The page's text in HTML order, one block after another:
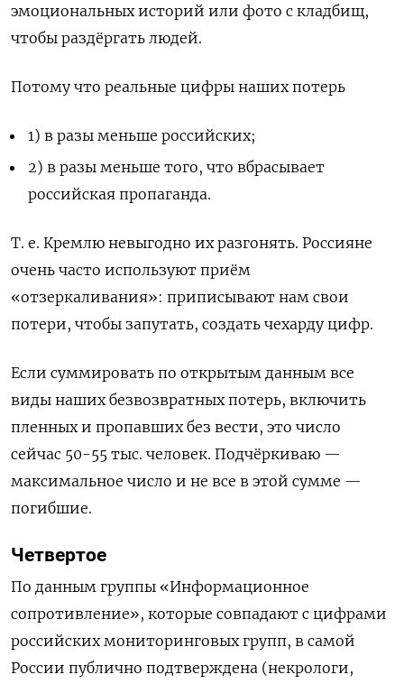
эмоциональных историй или фото с кладбищ,
чтобы раздёргать людей.
Потому что реальные цифры наших потерь
1) в разы меньше российских;
2) в разы меньше того, что вбрасывает
российская пропаганда.
Т. е. Кремлю невыгодно их разгонять. Россияне
очень часто используют приём
«отзеркаливания»: приписывают нам свои
потери, чтобы запутать, создать чехарду цифр.
Если суммировать по открытым данным все
виды наших безвозвратных потерь, включить
пленных и пропавших без вести, это число
сейчас 50-55 тыс. человек. Подчёркиваю —
максимальное число и не все в этой сумме —
погибшие.
Четвертое
По данным группы «Информационное
сопротивление», которые совпадают с цифрами
российских мониторинговых групп, в самой
России публично подтверждена (некрологи,